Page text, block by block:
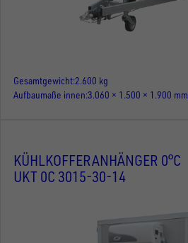
Gesamtgewicht 2.600 kg
Aufbaumaße innen 3.060 × 1.500 × 1.900 mm
KÜHLKOFFERANHÄNGER 0°C
UKT 0C 3015-30-14